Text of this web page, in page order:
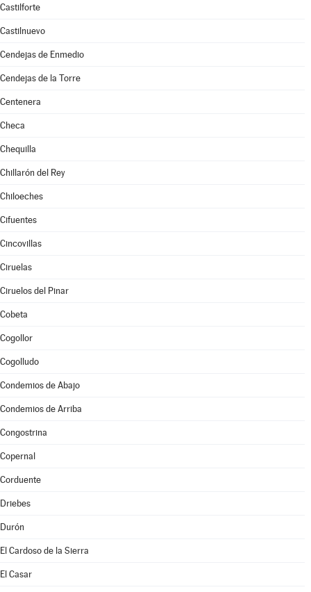
Castilforte
Castilnuevo
Cendejas de Enmedio
Cendejas de la Torre
Centenera
Checa
Chequilla
Chillarón del Rey
Chiloeches
Cifuentes
Cincovillas
Ciruelas
Ciruelos del Pinar
Cobeta
Cogollor
Cogolludo
Condemios de Abajo
Condemios de Arriba
Congostrina
Copernal
Corduente
Driebes
Durón
El Cardoso de la Sierra
El Casar